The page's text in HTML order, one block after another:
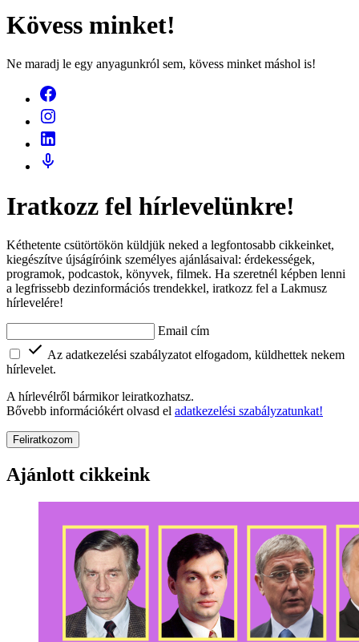
Kövess minket!
Ne maradj le egy anyagunkról sem, kövess minket máshol is!
Iratkozz fel hírlevelünkre!
Kéthetente csütörtökön küldjük neked a legfontosabb cikkeinket,
kiegészítve újságíróink személyes ajánlásaival: érdekességek,
programok, podcastok, könyvek, filmek. Ha szeretnél képben lenni
a legfrissebb dezinformációs trendekkel, iratkozz fel a Lakmusz
hírlevelére!
Email cím
Az adatkezelési szabályzatot elfogadom, küldhettek nekem
hírlevelet.
A hírlevélről bármikor leiratkozhatsz.
Bővebb információkért olvasd el adatkezelési szabályzatunkat!
Feliratkozom
Ajánlott cikkeink